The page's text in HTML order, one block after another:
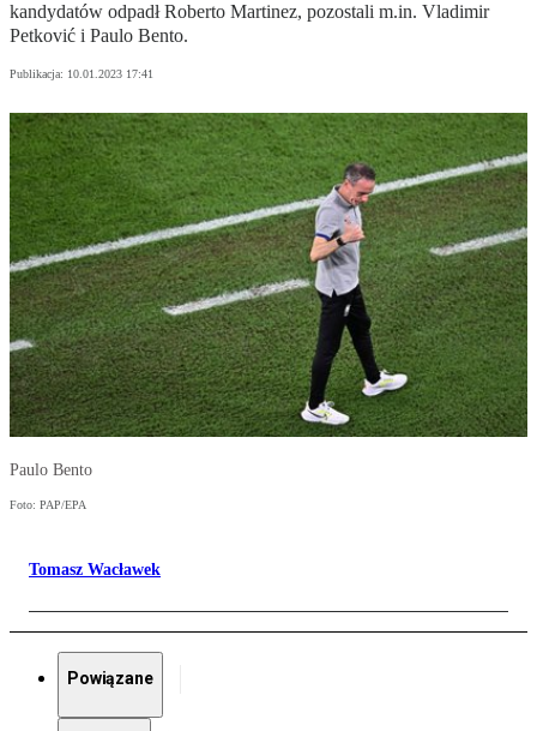
kandydatów odpadł Roberto Martinez, pozostali m.in. Vladimir
Petković i Paulo Bento.
Publikacja: 10.01.2023 17:41
Paulo Bento
Foto: PAP/EPA
Tomasz Wacławek
Powiązane